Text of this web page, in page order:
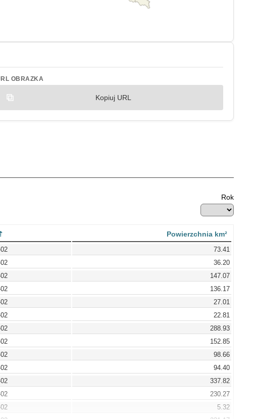
OBRAZKA
Kopiuj URL
Rok
Powierzchnia km²
73.41
36.20
147.07
136.17
27.01
22.81
288.93
152.85
98.66
94.40
337.82
230.27
5.32